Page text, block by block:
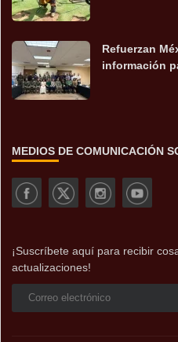
Refuerzan
información
MEDIOS DE COMUNICACIÓN
¡Suscríbete aquí para recibir
actualizaciones!